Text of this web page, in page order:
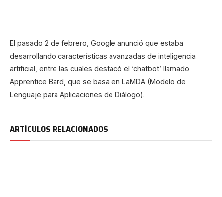
El pasado 2 de febrero, Google anunció que estaba
desarrollando características avanzadas de inteligencia
artificial, entre las cuales destacó el ‘chatbot’ llamado
Apprentice Bard, que se basa en LaMDA (Modelo de
Lenguaje para Aplicaciones de Diálogo).
ARTÍCULOS RELACIONADOS